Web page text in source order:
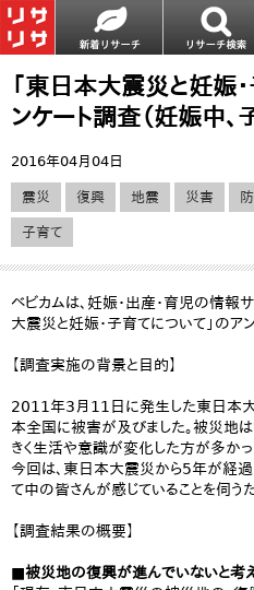
「東日本大震災と妊娠
ンケート調査（妊娠中、
2016年04月04日
震災 復興 地震 災害
子育て
ベビカムは、妊娠・出産・育児の情報サ
大震災と妊娠・子育てについて」のア
【調査実施の背景と目的】
2011年3月11日に発生した東日本大
本全国に被害が及びました。被災地は
きく生活や意識が変化した方が多かっ
今回は、東日本大震災から5年が経過
て中の皆さんが感じていることを伺う
【調査結果の概要】
■被災地の復興が進んでいないと考